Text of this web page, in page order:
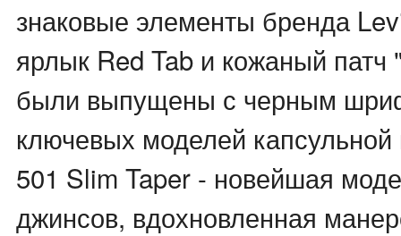
знаковые элементы бренда
ярлык Red Tab и кожаный патч
были выпущены с черным
ключевых моделей
501 Slim Taper - новейшая
джинсов, вдохновленная